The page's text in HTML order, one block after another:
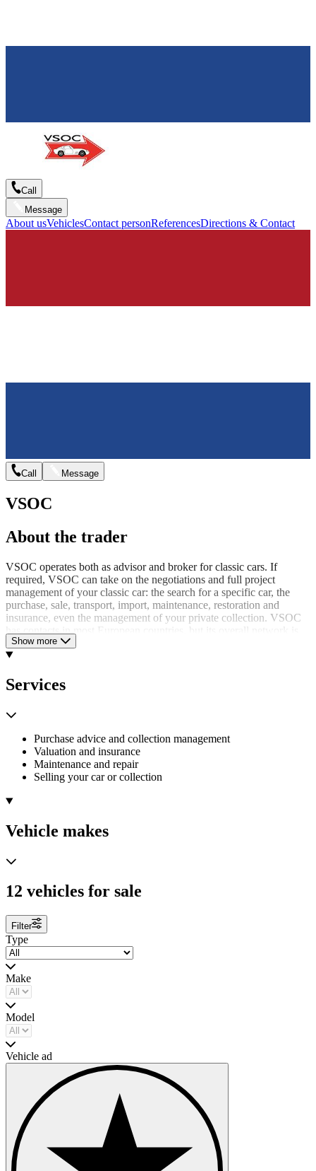
Call
Message
About usVehiclesContact personReferencesDirections & Contact
Call Message
VSOC
About the trader
VSOC operates both as advisor and broker for classic cars. If
required, VSOC can take on the negotiations and full project
management of your classic car: the search for a specific car, the
purchase, sale, transport, import, maintenance, restoration and
insurance, even the management of your private collection. VSOC
has contacts in most European countries, but its overall network is
worldwide. Since its inception in 1992, VSOC has built up an
excellent reputation.
VSOC’s Sassenheim showroom is centrally located between
Amsterdam and The Hague, only 17 km (11 miles) from Schiphol
in very good or excellent condition, varying from beautiful yet
you intend to visit us in The Netherlands, we would advise you to
make an appointment so that we can give you some quality time. If
you arrive by plane or train, we would be happy to pick you up at
the airport or train station. Besides Dutch we speak English,
Show more
Services
Purchase advice and collection management
Valuation and insurance
Maintenance and repair
Selling your car or collection
Vehicle makes
12 vehicles for sale
Filter
Type
Make
Model
Vehicle ad